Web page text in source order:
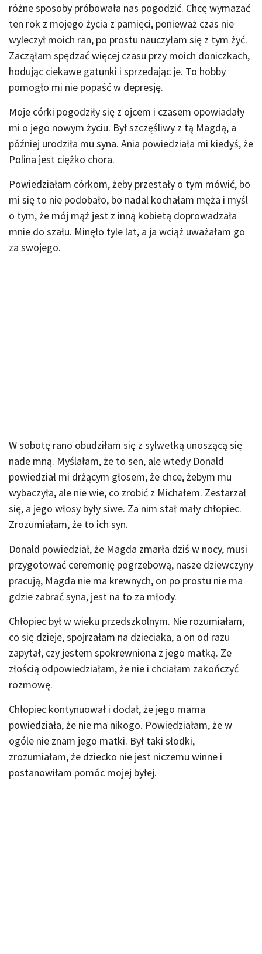
różne sposoby próbowała nas pogodzić. Chcę wymazać
ten rok z mojego życia z pamięci, ponieważ czas nie
wyleczył moich ran, po prostu nauczyłam się z tym żyć.
Zacząłam spędzać więcej czasu przy moich doniczkach,
hodując ciekawe gatunki i sprzedając je. To hobby
pomogło mi nie popaść w depresję.
Moje córki pogodziły się z ojcem i czasem opowiadały
mi o jego nowym życiu. Był szczęśliwy z tą Magdą, a
później urodziła mu syna. Ania powiedziała mi kiedyś, że
Polina jest ciężko chora.
Powiedziałam córkom, żeby przestały o tym mówić, bo
mi się to nie podobało, bo nadal kochałam męża i myśl
o tym, że mój mąż jest z inną kobietą doprowadzała
mnie do szału. Minęło tyle lat, a ja wciąż uważałam go
za swojego.
W sobotę rano obudziłam się z sylwetką unoszącą się
nade mną. Myślałam, że to sen, ale wtedy Donald
powiedział mi drżącym głosem, że chce, żebym mu
wybaczyła, ale nie wie, co zrobić z Michałem. Zestarzał
się, a jego włosy były siwe. Za nim stał mały chłopiec.
Zrozumiałam, że to ich syn.
Donald powiedział, że Magda zmarła dziś w nocy, musi
przygotować ceremonię pogrzebową, nasze dziewczyny
pracują, Magda nie ma krewnych, on po prostu nie ma
gdzie zabrać syna, jest na to za młody.
Chłopiec był w wieku przedszkolnym. Nie rozumiałam,
co się dzieje, spojrzałam na dzieciaka, a on od razu
zapytał, czy jestem spokrewniona z jego matką. Ze
złością odpowiedziałam, że nie i chciałam zakończyć
rozmowę.
Chłopiec kontynuował i dodał, że jego mama
powiedziała, że nie ma nikogo. Powiedziałam, że w
ogóle nie znam jego matki. Był taki słodki,
zrozumiałam, że dziecko nie jest niczemu winne i
postanowiłam pomóc mojej byłej.